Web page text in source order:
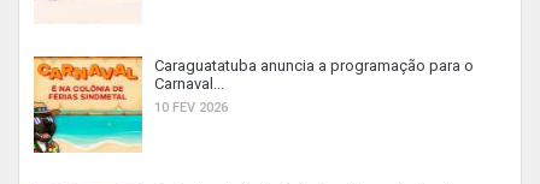
Caraguatatuba anuncia a programação para o
Carnaval...
10 FEV 2026